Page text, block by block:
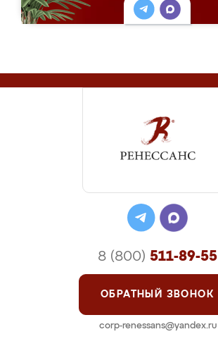
8 (800) 511-89-55
ОБРАТНЫЙ ЗВОНОК
corp-renessans@yandex.ru